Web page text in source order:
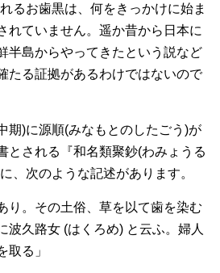
るお歯黒は、何をきっかけに始ま
れていません。遥か昔から日本に
半島からやってきたという説など
たる証拠があるわけではないので
期)に源順(みなもとのしたごう)が
とされる『和名類聚鈔(わみょうる
、次のような記述があります。
り。その土俗、草を以て歯を染む
波久路女 (はくろめ) と云ふ。婦人
取る」